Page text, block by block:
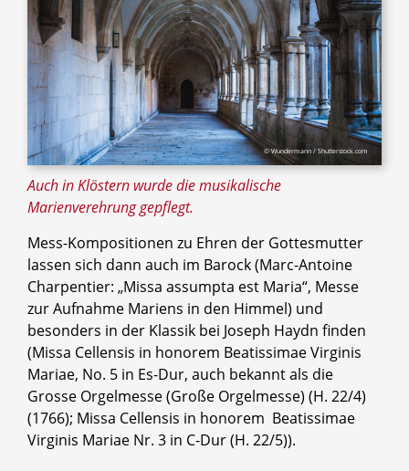
© Wundermann / Shutterstock.com
Auch in Klöstern wurde die musikalische
Marienverehrung gepflegt.
Mess-Kompositionen zu Ehren der Gottesmutter
lassen sich dann auch im Barock (Marc-Antoine
Charpentier: „Missa assumpta est Maria“, Messe
zur Aufnahme Mariens in den Himmel) und
besonders in der Klassik bei Joseph Haydn finden
(Missa Cellensis in honorem Beatissimae Virginis
Mariae, No. 5 in Es-Dur, auch bekannt als die
Grosse Orgelmesse (Große Orgelmesse) (H. 22/4)
(1766); Missa Cellensis in honorem Beatissimae
Virginis Mariae Nr. 3 in C-Dur (H. 22/5)).